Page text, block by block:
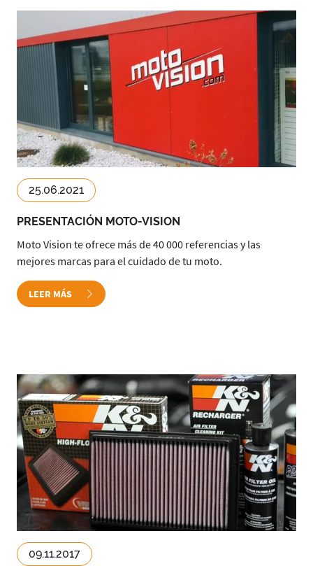
25.06.2021
PRESENTACIÓN MOTO-VISION
Moto Vision te ofrece más de 40 000 referencias y las
mejores marcas para el cuidado de tu moto.
LEER MÁS
09.11.2017